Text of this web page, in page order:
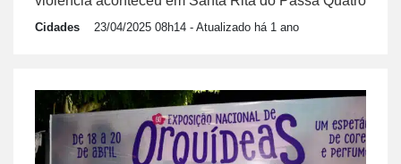
Cidades 23/04/2025 08h14 - Atualizado há 1 ano